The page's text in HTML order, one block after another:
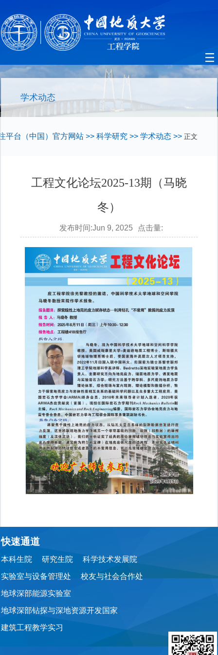
学术动态
平台（中国）官方网站 >> 科学研究 >> 学术动态 >>正文
工程文化论坛2025-13期（马晓
冬）
发布时间:Jun 9, 2025 点击量:
快速通道
本科生院 研究生院 科学技术发展院
实验室与设备管理处 校友与社会合作处
地球深部能源实验室
地球深部钻探与深地资源开发国家
建筑工程教学实习